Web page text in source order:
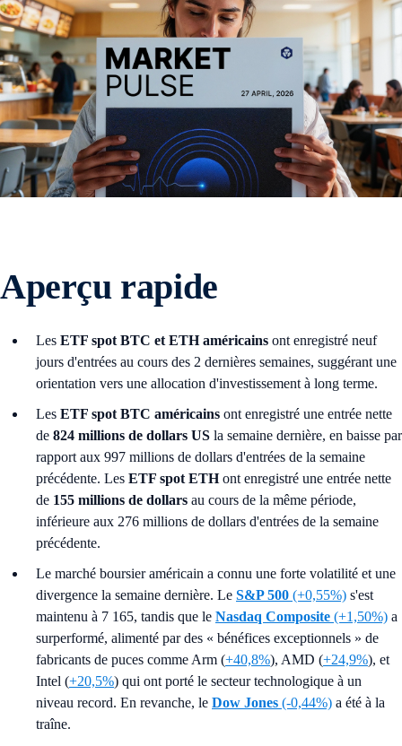
Aperçu rapide
Les ETF spot BTC et ETH américains ont enregistré neuf
jours d'entrées au cours des 2 dernières semaines, suggérant une
orientation vers une allocation d'investissement à long terme.
Les ETF spot BTC américains ont enregistré une entrée nette
de 824 millions de dollars US la semaine dernière, en baisse par
rapport aux 997 millions de dollars d'entrées de la semaine
précédente. Les ETF spot ETHont enregistré une entrée nette
de 155 millions de dollars au cours de la même période,
inférieure aux 276 millions de dollars d'entrées de la semaine
précédente.
Le marché boursier américain a connu une forte volatilité et une
divergence la semaine dernière. Le S&P 500 (+0,55%) s'est
maintenu à 7 165, tandis que le Nasdaq Composite (+1,50%) a
surperformé, alimenté par des « bénéfices exceptionnels » de
fabricants de puces comme Arm (+40,8%), AMD (+24,9%), et
Intel (+20,5%) qui ont porté le secteur technologique à un
niveau record. En revanche, le Dow Jones (-0,44%) a été à la
traîne.